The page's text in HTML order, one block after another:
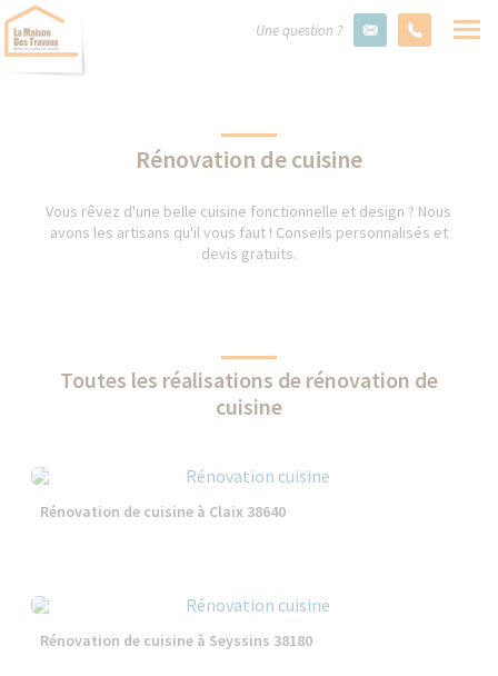
Une question ?
Rénovation de cuisine
Vous rêvez d'une belle cuisine fonctionnelle et design ? Nous
avons les artisans qu'il vous faut ! Conseils personnalisés et
devis gratuits.
Toutes les réalisations de rénovation de
cuisine
Rénovation de cuisine à Claix 38640
Rénovation de cuisine à Seyssins 38180